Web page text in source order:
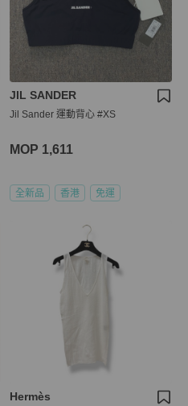
JIL SANDER
Jil Sander 運動背心 #XS
MOP 1,611
全新品 香港 免運
Hermès